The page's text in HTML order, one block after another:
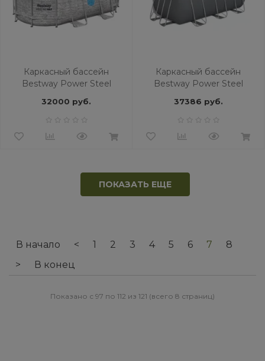
Каркасный бассейн
Bestway Power Steel
32000 руб.
Каркасный бассейн
Bestway Power Steel
37386 руб.
ПОКАЗАТЬ ЕЩЕ
В начало < 1 2 3 4 5 6 7
8
>
В конец
Показано с 97 по 112 из 121 (всего 8 страниц)